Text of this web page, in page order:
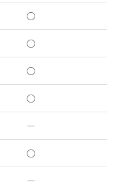
◯
◯
◯
◯
―
◯
―